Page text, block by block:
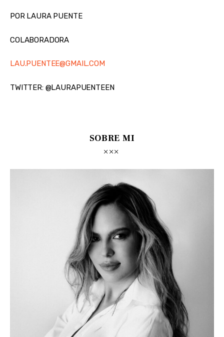
POR LAURA PUENTE
COLABORADORA
LAU.PUENTEE@GMAIL.COM
TWITTER: @LAURAPUENTEEN
SOBRE MI